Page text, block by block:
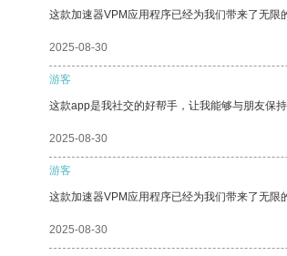
这款加速器VPM应用程序已经为我们带来了无限
2025-08-30
游客
这款app是我社交的好帮手，让我能够与朋友保持
2025-08-30
游客
这款加速器VPM应用程序已经为我们带来了无限
2025-08-30